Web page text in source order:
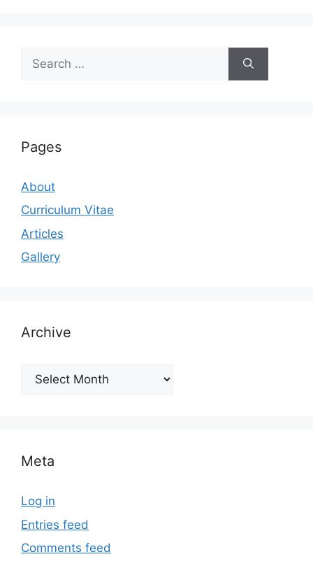
for:
Pages
About
Curriculum Vitae
Articles
Gallery
Archive
Archive
Meta
Log in
Entries feed
Comments feed